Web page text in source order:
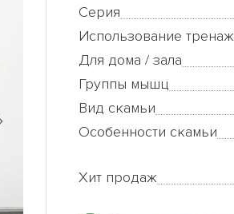
Серия
Использование
Для дома / зала
Группы мышц
Вид скамьи
Особенности скамьи
Хит продаж